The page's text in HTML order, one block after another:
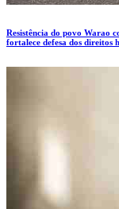
Resistência do povo Warao
fortalece defesa dos direitos